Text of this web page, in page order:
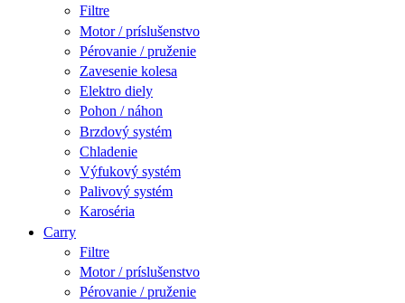
Filtre
Motor / príslušenstvo
Pérovanie / pruženie
Zavesenie kolesa
Elektro diely
Pohon / náhon
Brzdový systém
Chladenie
Výfukový systém
Palivový systém
Karoséria
Carry
Filtre
Motor / príslušenstvo
Pérovanie / pruženie